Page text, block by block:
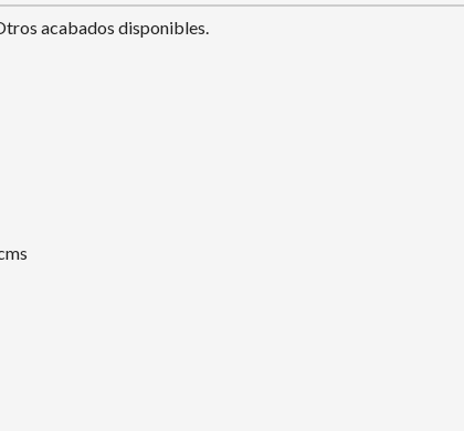
acabados disponibles.